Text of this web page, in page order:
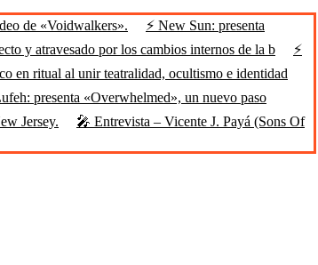
de «Voidwalkers».
⚡ New Sun: presenta
y atravesado por los cambios internos de la b
⚡
en ritual al unir teatralidad, ocultismo e identidad
presenta «Overwhelmed», un nuevo paso
Jersey.
🎤 Entrevista – Vicente J. Payá (Sons Of